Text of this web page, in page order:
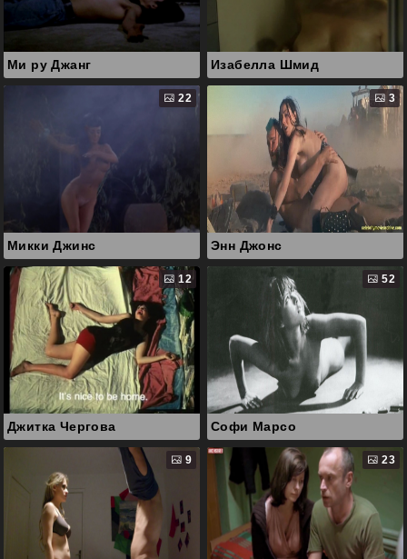
Ми ру Джанг Изабелла Шмид
22
Микки Джинс
3
Энн Джонс
12
Джитка Чергова
52
Софи Марсо
9 23